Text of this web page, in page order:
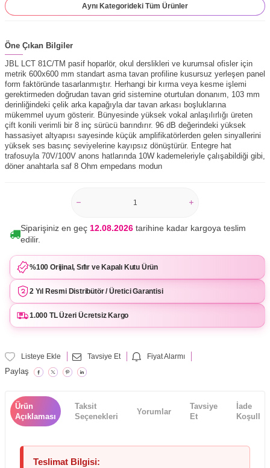
Aynı Kategorideki Tüm Ürünler
Öne Çıkan Bilgiler
JBL LCT 81C/TM pasif hoparlör, okul derslikleri ve kurumsal ofisler için
metrik 600x600 mm standart asma tavan profiline kusursuz yerleşen panel
form faktöründe tasarlanmıştır. Herhangi bir kırma veya kesme işlemi
gerektirmeden doğrudan tavan grid sistemine oturtulan donanım, 103 mm
derinliğindeki çelik arka kapağıyla dar tavan arkası boşluklarına
mükemmel uyum gösterir. Bünyesinde yüksek vokal anlaşılırlığı üreten
çift konili verimli bir 8 inç sürücü barındırır. 96 dB değerindeki yüksek
hassasiyet altyapısı sayesinde küçük amplifikatörlerden gelen sinyallerini
yüksek ses basınç seviyelerine kayıpsız dönüştürür. Entegre hat
trafosuyla 70V/100V anons hatlarında 10W kademeleriyle çalışabildiği gibi,
döner anahtarla saf 8 Ohm empedans modun
Siparişiniz en geç 12.08.2026 tarihine kadar kargoya teslim
edilir.
%100 Orijinal, Sıfır ve Kapalı Kutu Ürün
2 Yıl Resmi Distribütör / Üretici Garantisi
1.000 TL Üzeri Ücretsiz Kargo
Listeye Ekle Tavsiye Et Fiyat Alarmı
Paylaş
Ürün
Açıklaması
Taksit
Seçenekleri
Yorumlar
Tavsiye
Et
İade
Koşulları
Teslimat Bilgisi: